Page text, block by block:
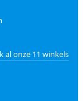
al onze 11 winkels